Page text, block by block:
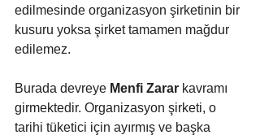
edilmesinde organizasyon şirketinin bir
kusuru yoksa şirket tamamen mağdur
edilemez.
Burada devreye Menfi Zarar kavramı
girmektedir. Organizasyon şirketi, o
tarihi tüketici için ayırmış ve başka